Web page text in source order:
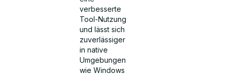
verbesserte
Tool-Nutzung
und lässt sich
zuverlässiger
in native
Umgebungen
wie Windows